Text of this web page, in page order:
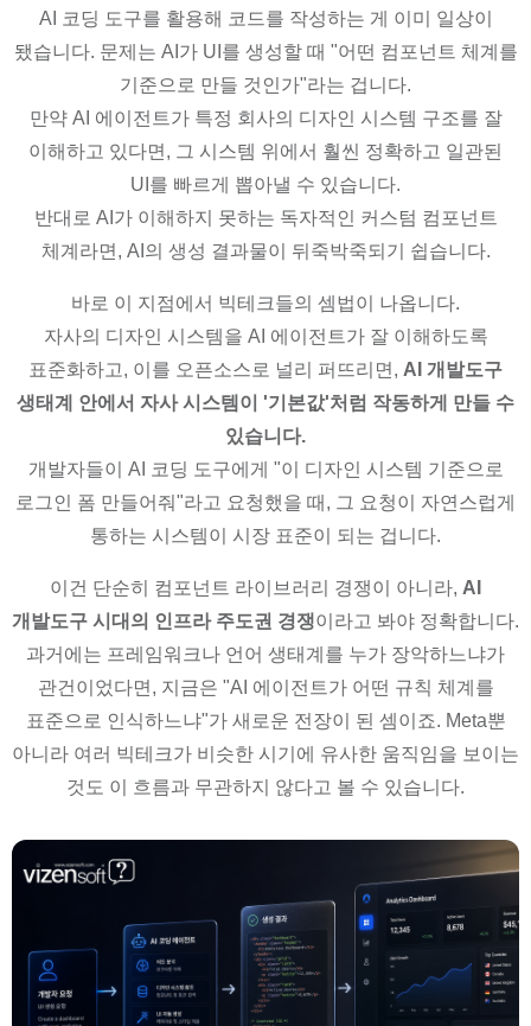
AI 코딩 도구를 활용해 코드를 작성하는 게 이미 일상이
됐습니다. 문제는 AI가 UI를 생성할 때 "어떤 컴포넌트 체계를
기준으로 만들 것인가"라는 겁니다.
만약 AI 에이전트가 특정 회사의 디자인 시스템 구조를 잘
이해하고 있다면, 그 시스템 위에서 훨씬 정확하고 일관된
UI를 빠르게 뽑아낼 수 있습니다.
반대로 AI가 이해하지 못하는 독자적인 커스텀 컴포넌트
체계라면, AI의 생성 결과물이 뒤죽박죽되기 쉽습니다.
바로 이 지점에서 빅테크들의 셈법이 나옵니다.
자사의 디자인 시스템을 AI 에이전트가 잘 이해하도록
표준화하고, 이를 오픈소스로 널리 퍼뜨리면, AI 개발도구
생태계 안에서 자사 시스템이 '기본값'처럼 작동하게 만들 수
있습니다.
개발자들이 AI 코딩 도구에게 "이 디자인 시스템 기준으로
로그인 폼 만들어줘"라고 요청했을 때, 그 요청이 자연스럽게
통하는 시스템이 시장 표준이 되는 겁니다.
이건 단순히 컴포넌트 라이브러리 경쟁이 아니라, AI
개발도구 시대의 인프라 주도권 경쟁이라고 봐야 정확합니다.
과거에는 프레임워크나 언어 생태계를 누가 장악하느냐가
관건이었다면, 지금은 "AI 에이전트가 어떤 규칙 체계를
표준으로 인식하느냐"가 새로운 전장이 된 셈이죠. Meta뿐
아니라 여러 빅테크가 비슷한 시기에 유사한 움직임을 보이는
것도 이 흐름과 무관하지 않다고 볼 수 있습니다.